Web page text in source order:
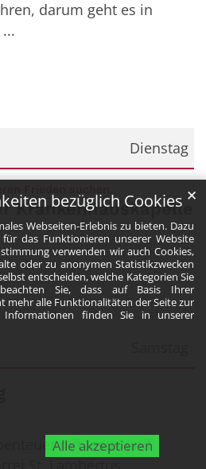
bezüglich Cookies
Webseiten-Erlebnis zu bieten. Dazu
das Funktionieren unserer Website
verwenden wir auch Cookies,
oder zu anonymen Statistikzwecken
entscheiden, welche Kategorien Sie
Sie, dass auf Basis Ihrer
mehr alle Funktionalitäten der Seite zur
Informationen finden Sie in unserer
Alle akzeptieren
✕
darum geht es in
Dienstag
2026
Krankenhauskapelle
mit Jesus und